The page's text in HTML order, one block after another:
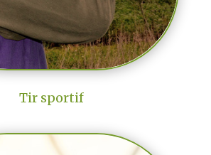
Tir sportif